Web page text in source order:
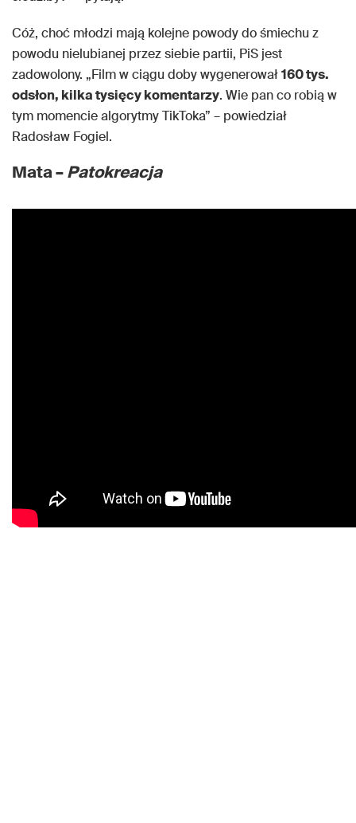
Cóż, choć młodzi mają kolejne powody do śmiechu z
powodu nielubianej przez siebie partii, PiS jest
zadowolony. „Film w ciągu doby wygenerował160 tys.
odsłon, kilka tysięcy komentarzy. Wie pan co robią w
tym momencie algorytmy TikToka” – powiedział
Radosław Fogiel.
Mata –Patokreacja